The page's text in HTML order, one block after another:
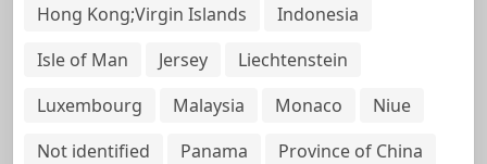
Hong Kong;Virgin Islands
Indonesia
Isle of Man
Jersey
Liechtenstein
Luxembourg
Malaysia Monaco
Niue
Not identified
Panama
Province of China